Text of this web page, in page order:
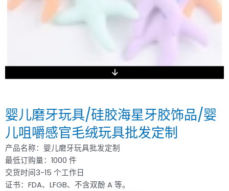
婴儿磨牙玩具/硅胶海星牙胶饰品/婴
儿咀嚼感官毛绒玩具批发定制
产品名称：婴儿磨牙玩具批发定制
最低订购量：1000 件
交货时间3-15 个工作日
证书：FDA、LFGB、不含双酚 A 等。